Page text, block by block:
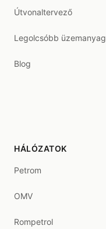
Útvonaltervező
Legolcsóbb üzemanyag
Blog
HÁLÓZATOK
Petrom
OMV
Rompetrol